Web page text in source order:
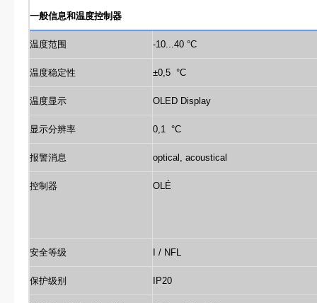
一般信息和温度控制器
温度范围 -10...40 °C
温度稳定性 ±0,5 °C
温度显示 OLED Display
显示分辨率 0,1 °C
报警消息 optical, acoustical
控制器 OLÉ
安全等级 I / NFL
保护级别 IP20